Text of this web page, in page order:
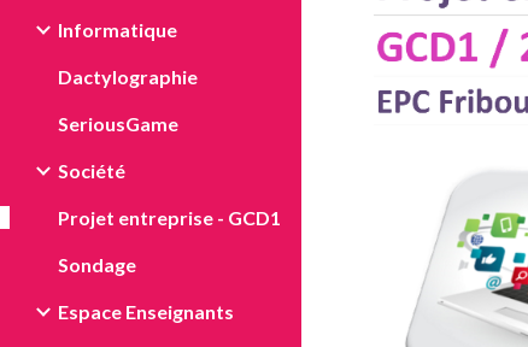
Informatique
Dactylographie
SeriousGame
Société
Projet entreprise - GCD1
Sondage
Espace Enseignants